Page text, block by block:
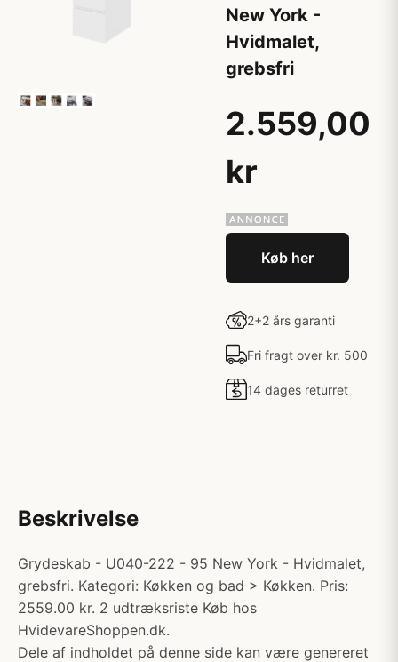
New York -
Hvidmalet,
grebsfri
2.559,00
kr
Køb her
2+2 års garanti
Fri fragt over kr. 500
14 dages returret
Beskrivelse
Grydeskab - U040-222 - 95 New York - Hvidmalet,
grebsfri. Kategori: Køkken og bad > Køkken. Pris:
2559.00 kr. 2 udtræksriste Køb hos
HvidevareShoppen.dk.
Dele af indholdet på denne side kan være genereret